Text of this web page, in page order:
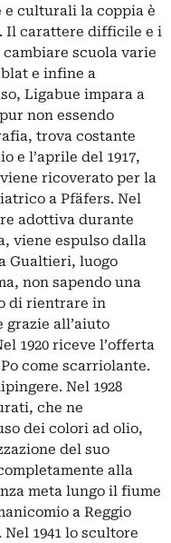
e culturali la coppia è
Il carattere difficile e i
scuola varie
e infine a
Ligabue impara a
non essendo
trova costante
e l’aprile del 1917,
ricoverato per la
a Pfäfers. Nel
adottiva durante
viene espulso dalla
Gualtieri, luogo
non sapendo una
di rientrare in
grazie all’aiuto
1920 riceve l’offerta
come scarriolante.
Nel 1928
che ne
dei colori ad olio,
del suo
alla
meta lungo il fiume
a Reggio
1941 lo scultore